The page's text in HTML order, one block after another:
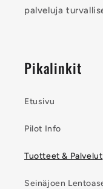
palveluja
Pikalinkit
Etusivu
Pilot Info
Tuotteet & Palvelut
Seinäjoen